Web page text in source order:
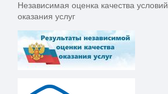
Независимая оценка качества условий
оказания услуг